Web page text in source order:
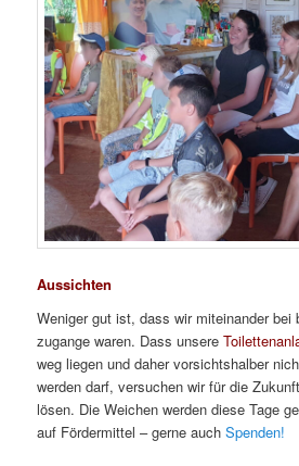
Aussichten
Weniger gut ist, dass wir miteinander bei
zugange waren. Dass unsere
weg liegen und daher vorsichtshalber
werden darf, versuchen wir für die
lösen. Die Weichen werden diese Tage
auf Fördermittel – gerne auchSpenden!